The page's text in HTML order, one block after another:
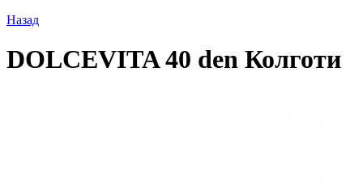
Назад
DOLCEVITA 40 den Колготи